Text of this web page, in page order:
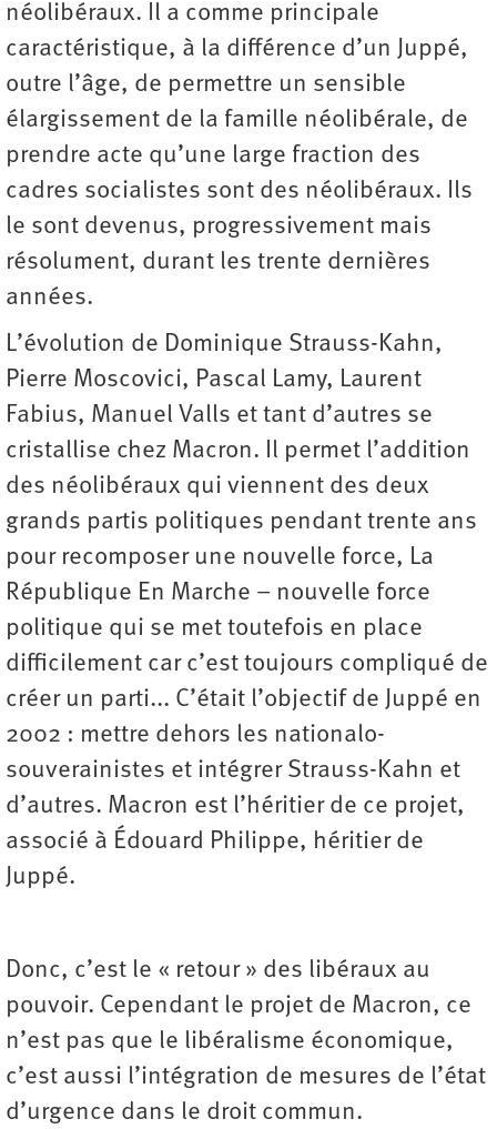
néolibéraux. Il a comme principale
caractéristique, à la différence d’un Juppé,
outre l’âge, de permettre un sensible
élargissement de la famille néolibérale, de
prendre acte qu’une large fraction des
cadres socialistes sont des néolibéraux. Ils
le sont devenus, progressivement mais
résolument, durant les trente dernières
années.
L’évolution de Dominique Strauss-Kahn,
Pierre Moscovici, Pascal Lamy, Laurent
Fabius, Manuel Valls et tant d’autres se
cristallise chez Macron. Il permet l’addition
des néolibéraux qui viennent des deux
grands partis politiques pendant trente ans
pour recomposer une nouvelle force, La
République En Marche – nouvelle force
politique qui se met toutefois en place
difficilement car c’est toujours compliqué de
créer un parti... C’était l’objectif de Juppé en
2002 : mettre dehors les nationalo-
souverainistes et intégrer Strauss-Kahn et
d’autres. Macron est l’héritier de ce projet,
associé à Édouard Philippe, héritier de
Juppé.
Donc, c’est le « retour » des libéraux au
pouvoir. Cependant le projet de Macron, ce
n’est pas que le libéralisme économique,
c’est aussi l’intégration de mesures de l’état
d’urgence dans le droit commun.